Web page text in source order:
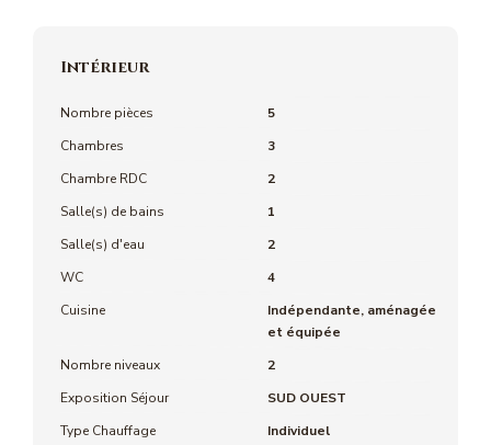
Intérieur
Nombre pièces
5
Chambres
3
Chambre RDC
2
Salle(s) de bains
1
Salle(s) d'eau
2
WC
4
Cuisine
Indépendante, aménagée
et équipée
Nombre niveaux
2
Exposition Séjour
SUD OUEST
Type Chauffage
Individuel